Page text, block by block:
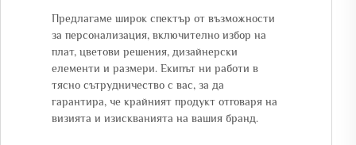
Предлагаме широк спектър от възможности
за персонализация, включително избор на
плат, цветови решения, дизайнерски
елементи и размери. Екипът ни работи в
тясно сътрудничество с вас, за да
гарантира, че крайният продукт отговаря на
визията и изискванията на вашия бранд.